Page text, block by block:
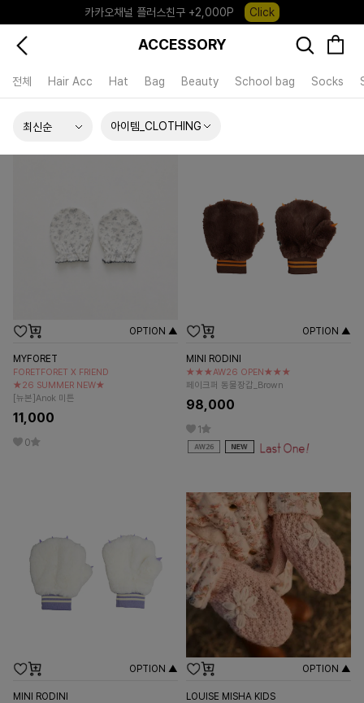
카카오채널 플러스친구 +2,000P
Click
포레포레 앱 다운로드 +3,000P
ACCESSORY
전체 Hair Acc Hat Bag Beauty School bag Socks
아이템_CLOTHING
OPTION ▲
MYFORET
FORETFORET X FRIEND
★26 SUMMER NEW★
[뉴본]Anok 미튼
11,000
0
OPTION ▲
MINI RODINI
★★★AW26 OPEN★★★
페이크퍼 동물장갑_Brown
98,000
1
OPTION ▲
MINI RODINI
OPTION ▲
LOUISE MISHA KIDS